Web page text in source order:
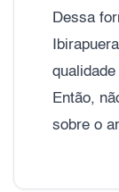
Dessa
Então,
sobre o